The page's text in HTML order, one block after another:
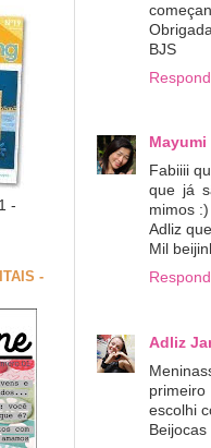
BJS
Mayumi
Fabiiii
que já
mimos :)
Adliz
Mil
Adliz
escolhi
Beijocas
-
-